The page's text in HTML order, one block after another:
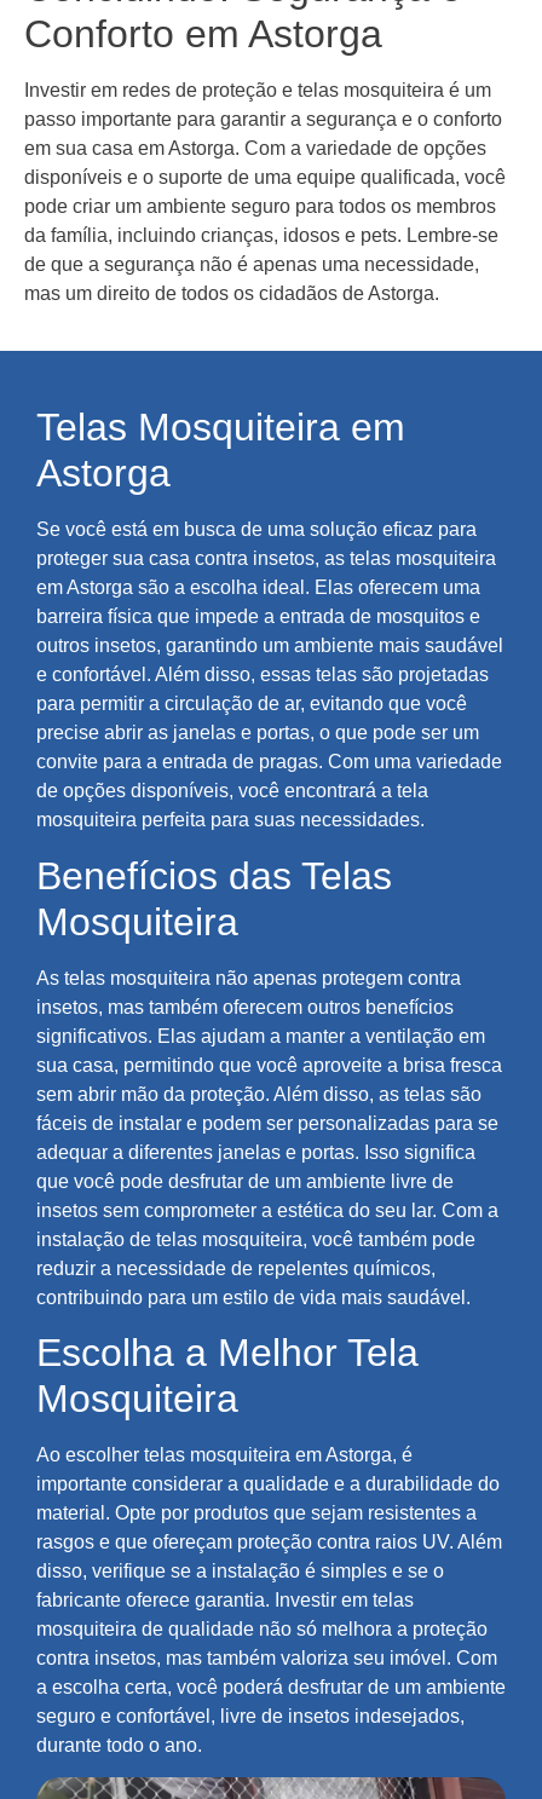
Conforto em Astorga
Investir em redes de proteção e telas mosquiteira é um
passo importante para garantir a segurança e o conforto
em sua casa em Astorga. Com a variedade de opções
disponíveis e o suporte de uma equipe qualificada, você
pode criar um ambiente seguro para todos os membros
da família, incluindo crianças, idosos e pets. Lembre-se
de que a segurança não é apenas uma necessidade,
mas um direito de todos os cidadãos de Astorga.
Telas Mosquiteira em
Astorga
Se você está em busca de uma solução eficaz para
proteger sua casa contra insetos, as telas mosquiteira
em Astorga são a escolha ideal. Elas oferecem uma
barreira física que impede a entrada de mosquitos e
outros insetos, garantindo um ambiente mais saudável
e confortável. Além disso, essas telas são projetadas
para permitir a circulação de ar, evitando que você
precise abrir as janelas e portas, o que pode ser um
convite para a entrada de pragas. Com uma variedade
de opções disponíveis, você encontrará a tela
mosquiteira perfeita para suas necessidades.
Benefícios das Telas
Mosquiteira
As telas mosquiteira não apenas protegem contra
insetos, mas também oferecem outros benefícios
significativos. Elas ajudam a manter a ventilação em
sua casa, permitindo que você aproveite a brisa fresca
sem abrir mão da proteção. Além disso, as telas são
fáceis de instalar e podem ser personalizadas para se
adequar a diferentes janelas e portas. Isso significa
que você pode desfrutar de um ambiente livre de
insetos sem comprometer a estética do seu lar. Com a
instalação de telas mosquiteira, você também pode
reduzir a necessidade de repelentes químicos,
contribuindo para um estilo de vida mais saudável.
Escolha a Melhor Tela
Mosquiteira
Ao escolher telas mosquiteira em Astorga, é
importante considerar a qualidade e a durabilidade do
material. Opte por produtos que sejam resistentes a
rasgos e que ofereçam proteção contra raios UV. Além
disso, verifique se a instalação é simples e se o
fabricante oferece garantia. Investir em telas
mosquiteira de qualidade não só melhora a proteção
contra insetos, mas também valoriza seu imóvel. Com
a escolha certa, você poderá desfrutar de um ambiente
seguro e confortável, livre de insetos indesejados,
durante todo o ano.